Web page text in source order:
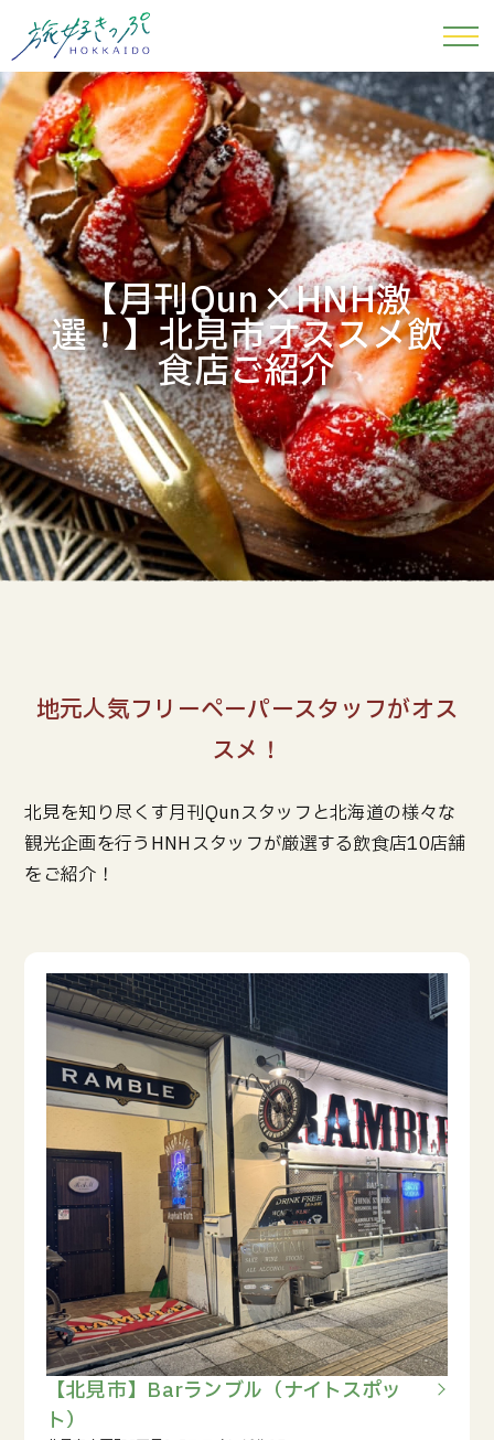
【月刊Qun×HNH激
選！】北見市オススメ飲
食店ご紹介
地元人気フリーペーパースタッフがオス
スメ！
北見を知り尽くす月刊Qunスタッフと北海道の様々な
観光企画を行うHNHスタッフが厳選する飲食店10店舗
をご紹介！
【北見市】Barランブル（ナイトスポッ
ト）